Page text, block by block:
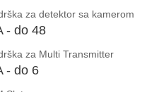
za detektor sa kamerom
- do 48
za Multi Transmitter
- do 6